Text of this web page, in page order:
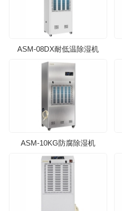
ASM-08DX耐低温除湿机
ASM-10KG防腐除湿机